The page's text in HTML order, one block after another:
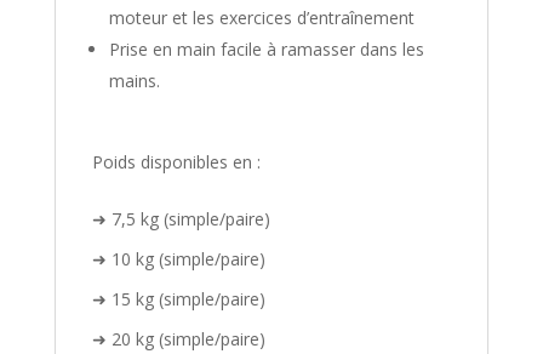
moteur et les exercices d’entraînement
Prise en main facile à ramasser dans les
mains.
Poids disponibles en :
➜ 7,5 kg (simple/paire)
➜ 10 kg (simple/paire)
➜ 15 kg (simple/paire)
➜ 20 kg (simple/paire)